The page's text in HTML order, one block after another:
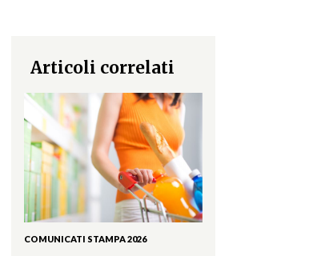
Articoli correlati
COMUNICATI STAMPA 2026